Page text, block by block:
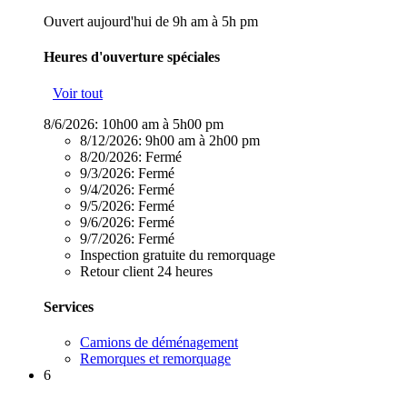
Ouvert aujourd'hui de 9h am à 5h pm
Heures d'ouverture spéciales
Voir tout
8/6/2026: 10h00 am à 5h00 pm
8/12/2026: 9h00 am à 2h00 pm
8/20/2026: Fermé
9/3/2026: Fermé
9/4/2026: Fermé
9/5/2026: Fermé
9/6/2026: Fermé
9/7/2026: Fermé
Inspection gratuite du remorquage
Retour client 24 heures
Services
Camions de déménagement
Remorques et remorquage
6